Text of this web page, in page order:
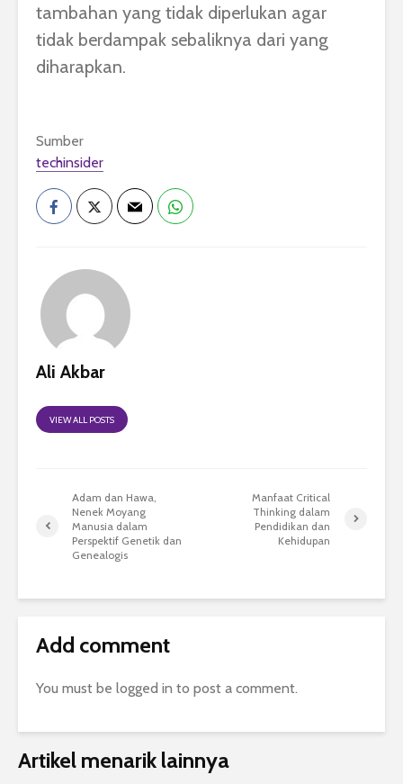
tambahan yang tidak diperlukan agar
tidak berdampak sebaliknya dari yang
diharapkan.
Sumber
techinsider
Ali Akbar
VIEW ALL POSTS
Adam dan Hawa,
Nenek Moyang
Manusia dalam
Perspektif Genetik dan
Genealogis
Manfaat Critical
Thinking dalam
Pendidikan dan
Kehidupan
Add comment
You must be logged in to post a comment.
Artikel menarik lainnya